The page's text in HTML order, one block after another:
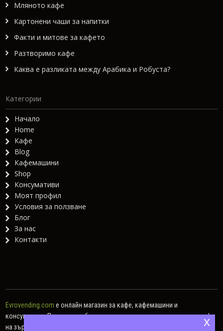
Мляното кафе
Картонени чаши за напитки
Факти и митове за кафето
Разтворимо кафе
Каква е разликата между Арабика и Робуста?
Категории
Начало
Home
Кафе
Blog
Кафемашини
Shop
Консумативи
Моят профил
Условия за ползване
Блог
За нас
Контакти
Evrovending.com е онлайн магазин за кафе, кафемашини и
консумативи. Предлагаме богат асортимент от различни видове кафе
на зърна, кафе капсули, мляно кафе, както и хартиени дози.
x